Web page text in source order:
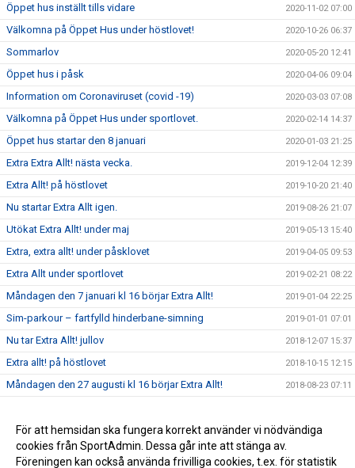
Öppet hus inställt tills vidare 2020-11-02 07:00
Välkomna på Öppet Hus under höstlovet! 2020-10-26 06:37
Sommarlov 2020-05-20 12:41
Öppet hus i påsk 2020-04-06 09:04
Information om Coronaviruset (covid -19) 2020-03-03 07:08
Välkomna på Öppet Hus under sportlovet. 2020-02-14 14:37
Öppet hus startar den 8 januari 2020-01-03 21:25
Extra Extra Allt! nästa vecka. 2019-12-04 12:39
Extra Allt! på höstlovet 2019-10-20 21:40
Nu startar Extra Allt igen. 2019-08-26 21:07
Utökat Extra Allt! under maj 2019-05-13 15:40
Extra, extra allt! under påsklovet 2019-04-05 09:53
Extra Allt under sportlovet 2019-02-21 08:22
Måndagen den 7 januari kl 16 börjar Extra Allt! 2019-01-04 22:25
Sim-parkour – fartfylld hinderbane-simning 2019-01-01 07:01
Nu tar Extra Allt! jullov 2018-12-07 15:37
Extra allt! på höstlovet 2018-10-15 12:15
Måndagen den 27 augusti kl 16 börjar Extra Allt! 2018-08-23 07:11
Extra allt utökar tiderna fram till 23 maj 2018-05-07 09:31
Extra Allt inställt den 30/4 2018-04-20 07:42
För att hemsidan ska fungera korrekt använder vi nödvändiga
cookies från SportAdmin. Dessa går inte att stänga av.
Föreningen kan också använda frivilliga cookies, t.ex. för statistik